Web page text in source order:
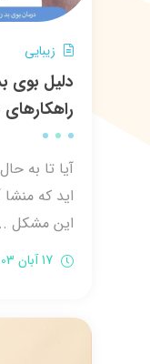
زیبایی
دلیل
آیا تا به
اید که
این مشکل